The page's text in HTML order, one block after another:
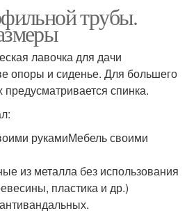
трубы.
лавочка для дачи
опоры и сиденье. Для большего
спинка.
рукамиМебель своими
из металла без использования
пластика и др.)